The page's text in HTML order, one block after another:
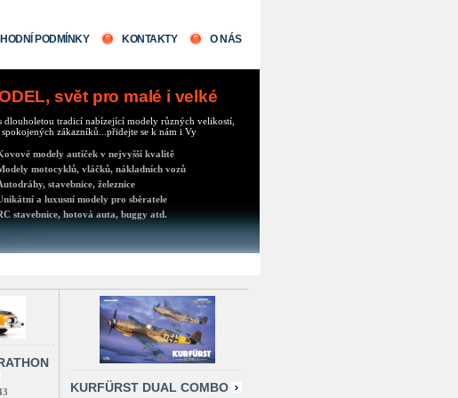
PODMÍNKY KONTAKTY O NÁS
svět pro malé i velké
dlouholetou tradicí nabízející modely různých velikostí,
spokojených zákazníků...přidejte se k nám i Vy
modely autíček v nejvyšší kvalitě
motocyklů, vláčků, nákladních vozů
stavebnice, železnice
a luxusní modely pro sběratele
stavebnice, hotová auta, buggy atd.
KURFÜRST DUAL COMBO